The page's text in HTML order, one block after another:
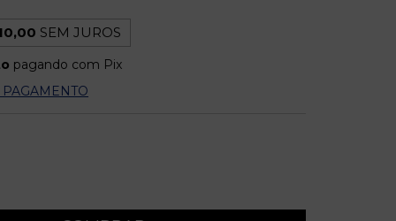
SEM JUROS
pagando com Pix